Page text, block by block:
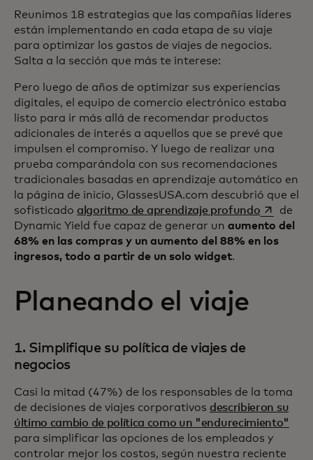
Reunimos 18 estrategias que las compañías líderes
están implementando en cada etapa de su viaje
para optimizar los gastos de viajes de negocios.
Salta a la sección que más te interese:
Pero luego de años de optimizar sus experiencias
digitales, el equipo de comercio electrónico estaba
listo para ir más allá de recomendar productos
adicionales de interés a aquellos que se prevé que
impulsen el compromiso. Y luego de realizar una
prueba comparándola con sus recomendaciones
tradicionales basadas en aprendizaje automático en
la página de inicio, GlassesUSA.com descubrió que el
sofisticado algoritmo de aprendizaje profundose abre
de
Dynamic Yield fue capaz de generar un aumento del
68% en las compras y un aumento del 88% en los
ingresos, todo a partir de un solo widget.
Planeando el viaje
1. Simplifique su política de viajes de
negocios
Casi la mitad (47%) de los responsables de la toma
de decisiones de viajes corporativos describieron su
último cambio de política como un "endurecimiento"
para simplificar las opciones de los empleados y
controlar mejor los costos, según nuestra reciente